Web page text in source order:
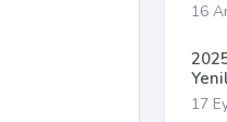
16
17